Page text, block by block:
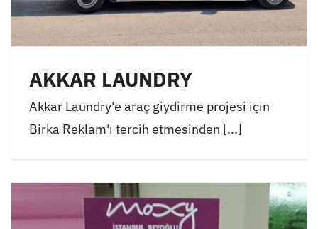
AKKAR LAUNDRY
Akkar Laundry'e araç giydirme projesi için
Birka Reklam'ı tercih etmesinden [...]